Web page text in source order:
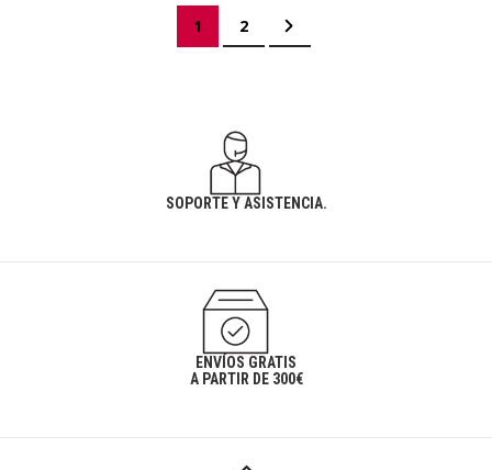
Actualmente estás leyendo página
1 Página
2 Página
Siguiente
SOPORTE Y ASISTENCIA.
ENVÍOS GRATIS
A PARTIR DE 300€